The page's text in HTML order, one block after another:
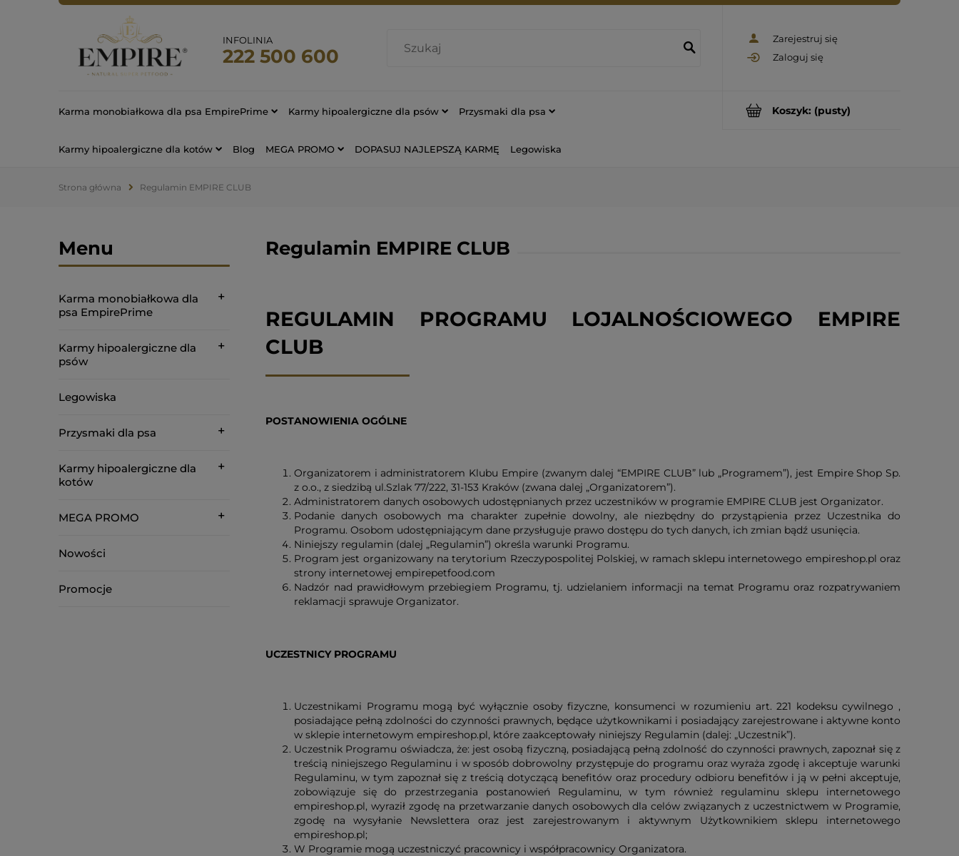
Zarejestruj się
Zaloguj się
INFOLINIA
222 500 600
Koszyk: (pusty)
Karma monobiałkowa dla psa EmpirePrime Karmy hipoalergiczne dla psów Przysmaki dla psa
Karmy hipoalergiczne dla kotów Blog MEGA PROMO DOPASUJ NAJLEPSZĄ KARMĘ Legowiska
Strona główna Regulamin EMPIRE CLUB
Menu
Karma monobiałkowa dla
psa EmpirePrime
Karmy hipoalergiczne dla
psów
Legowiska
Przysmaki dla psa
Karmy hipoalergiczne dla
kotów
MEGA PROMO
Nowości
Promocje
Regulamin EMPIRE CLUB
REGULAMIN PROGRAMU LOJALNOŚCIOWEGO EMPIRE
CLUB
POSTANOWIENIA OGÓLNE
Organizatorem i administratorem Klubu Empire (zwanym dalej “EMPIRE CLUB” lub „Programem”), jest Empire Shop Sp.
z o.o., z siedzibą ul.Szlak 77/222, 31-153 Kraków (zwana dalej „Organizatorem”).
Administratorem danych osobowych udostępnianych przez uczestników w programie EMPIRE CLUB jest Organizator.
Podanie danych osobowych ma charakter zupełnie dowolny, ale niezbędny do przystąpienia przez Uczestnika do
Programu. Osobom udostępniającym dane przysługuje prawo dostępu do tych danych, ich zmian bądź usunięcia.
Niniejszy regulamin (dalej „Regulamin”) określa warunki Programu.
Program jest organizowany na terytorium Rzeczypospolitej Polskiej, w ramach sklepu internetowego empireshop.pl oraz
strony internetowej empirepetfood.com
Nadzór nad prawidłowym przebiegiem Programu, tj. udzielaniem informacji na temat Programu oraz rozpatrywaniem
reklamacji sprawuje Organizator.
UCZESTNICY PROGRAMU
Uczestnikami Programu mogą być wyłącznie osoby fizyczne, konsumenci w rozumieniu art. 221 kodeksu cywilnego ,
posiadające pełną zdolności do czynności prawnych, będące użytkownikami i posiadający zarejestrowane i aktywne konto
w sklepie internetowym empireshop.pl, które zaakceptowały niniejszy Regulamin (dalej: „Uczestnik”).
Uczestnik Programu oświadcza, że: jest osobą fizyczną, posiadającą pełną zdolność do czynności prawnych, zapoznał się z
treścią niniejszego Regulaminu i w sposób dobrowolny przystępuje do programu oraz wyraża zgodę i akceptuje warunki
Regulaminu, w tym zapoznał się z treścią dotyczącą benefitów oraz procedury odbioru benefitów i ją w pełni akceptuje,
zobowiązuje się do przestrzegania postanowień Regulaminu, w tym również regulaminu sklepu internetowego
empireshop.pl, wyraził zgodę na przetwarzanie danych osobowych dla celów związanych z uczestnictwem w Programie,
zgodę na wysyłanie Newslettera oraz jest zarejestrowanym i aktywnym Użytkownikiem sklepu internetowego
empireshop.pl;
W Programie mogą uczestniczyć pracownicy i współpracownicy Organizatora.